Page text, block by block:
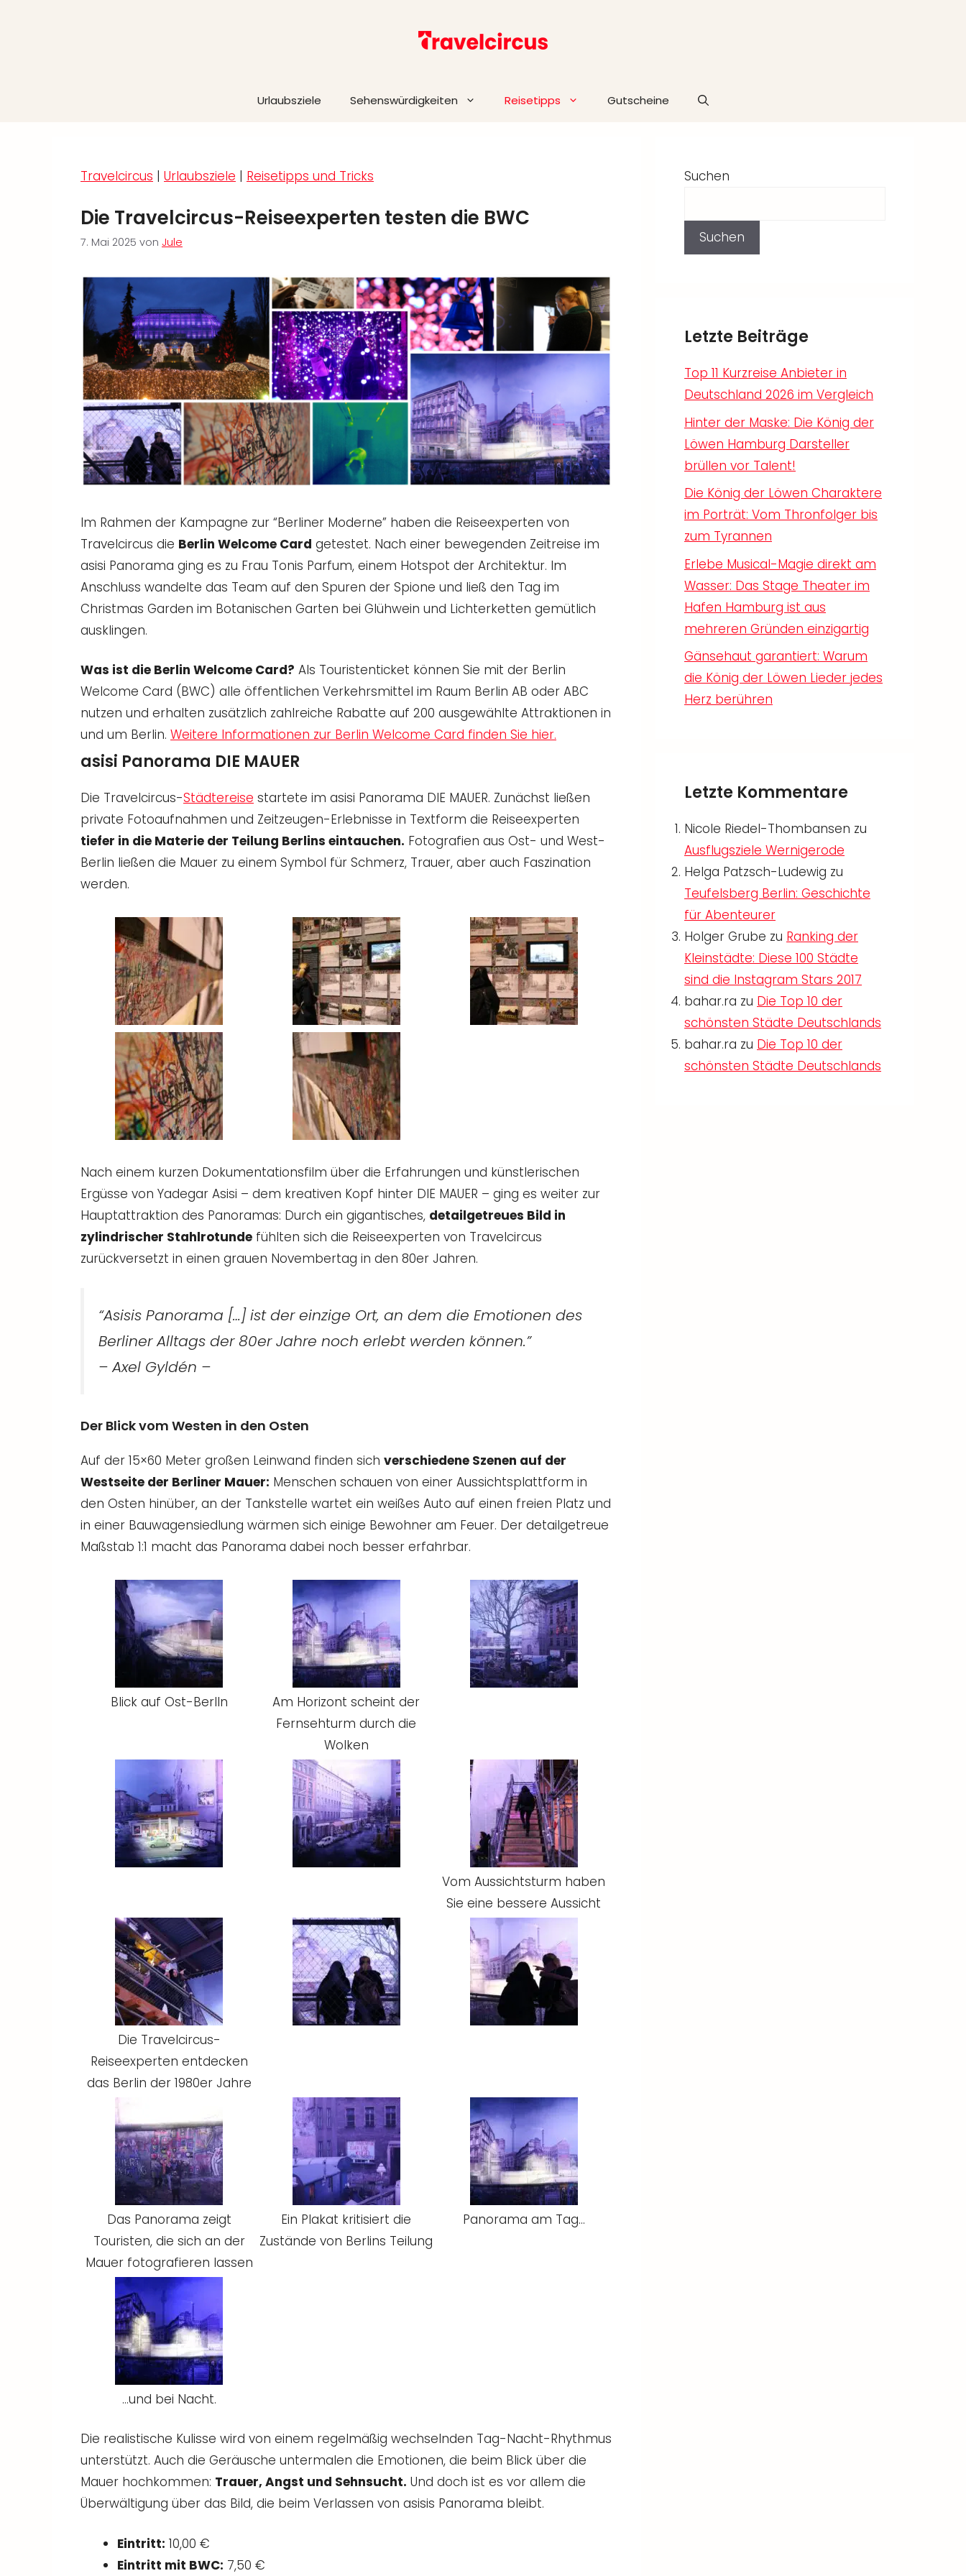
Urlaubsziele Sehenswürdigkeiten Reisetipps Gutscheine
Travelcircus | Urlaubsziele | Reisetipps und Tricks
Die Travelcircus-Reiseexperten testen die BWC
7. Mai 2025 von Jule
Im Rahmen der Kampagne zur “Berliner Moderne” haben die Reiseexperten von
Travelcircus die Berlin Welcome Card getestet. Nach einer bewegenden Zeitreise im
asisi Panorama ging es zu Frau Tonis Parfum, einem Hotspot der Architektur. Im
Anschluss wandelte das Team auf den Spuren der Spione und ließ den Tag im
Christmas Garden im Botanischen Garten bei Glühwein und Lichterketten gemütlich
ausklingen.
Was ist die Berlin Welcome Card? Als Touristenticket können Sie mit der Berlin
Welcome Card (BWC) alle öffentlichen Verkehrsmittel im Raum Berlin AB oder ABC
nutzen und erhalten zusätzlich zahlreiche Rabatte auf 200 ausgewählte Attraktionen in
und um Berlin. Weitere Informationen zur Berlin Welcome Card finden Sie hier.
asisi Panorama DIE MAUER
Die Travelcircus-Städtereise startete im asisi Panorama DIE MAUER. Zunächst ließen
private Fotoaufnahmen und Zeitzeugen-Erlebnisse in Textform die Reiseexperten
tiefer in die Materie der Teilung Berlins eintauchen. Fotografien aus Ost- und West-
Berlin ließen die Mauer zu einem Symbol für Schmerz, Trauer, aber auch Faszination
werden.
Nach einem kurzen Dokumentationsfilm über die Erfahrungen und künstlerischen
Ergüsse von Yadegar Asisi – dem kreativen Kopf hinter DIE MAUER – ging es weiter zur
Hauptattraktion des Panoramas: Durch ein gigantisches, detailgetreues Bild in
zylindrischer Stahlrotunde fühlten sich die Reiseexperten von Travelcircus
zurückversetzt in einen grauen Novembertag in den 80er Jahren.
“Asisis Panorama […] ist der einzige Ort, an dem die Emotionen des
Berliner Alltags der 80er Jahre noch erlebt werden können.”
– Axel Gyldén –
Der Blick vom Westen in den Osten
Auf der 15×60 Meter großen Leinwand finden sich verschiedene Szenen auf der
Westseite der Berliner Mauer: Menschen schauen von einer Aussichtsplattform in
den Osten hinüber, an der Tankstelle wartet ein weißes Auto auf einen freien Platz und
in einer Bauwagensiedlung wärmen sich einige Bewohner am Feuer. Der detailgetreue
Maßstab 1:1 macht das Panorama dabei noch besser erfahrbar.
Blick auf Ost-Berlln
Am Horizont scheint der
Fernsehturm durch die
Wolken
Vom Aussichtsturm haben
Sie eine bessere Aussicht
Die Travelcircus-
Reiseexperten entdecken
das Berlin der 1980er Jahre
Das Panorama zeigt
Touristen, die sich an der
Mauer fotografieren lassen
Ein Plakat kritisiert die
Zustände von Berlins Teilung
Panorama am Tag…
…und bei Nacht.
Die realistische Kulisse wird von einem regelmäßig wechselnden Tag-Nacht-Rhythmus
unterstützt. Auch die Geräusche untermalen die Emotionen, die beim Blick über die
Mauer hochkommen: Trauer, Angst und Sehnsucht. Und doch ist es vor allem die
Überwältigung über das Bild, die beim Verlassen von asisis Panorama bleibt.
Eintritt: 10,00 €
Eintritt mit BWC: 7,50 €
Suchen
Suchen
Letzte Beiträge
Top 11 Kurzreise Anbieter in
Deutschland 2026 im Vergleich
Hinter der Maske: Die König der
Löwen Hamburg Darsteller
brüllen vor Talent!
Die König der Löwen Charaktere
im Porträt: Vom Thronfolger bis
zum Tyrannen
Erlebe Musical-Magie direkt am
Wasser: Das Stage Theater im
Hafen Hamburg ist aus
mehreren Gründen einzigartig
Gänsehaut garantiert: Warum
die König der Löwen Lieder jedes
Herz berühren
Letzte Kommentare
Nicole Riedel-Thombansen zu
Ausflugsziele Wernigerode
Helga Patzsch-Ludewig zu
Teufelsberg Berlin: Geschichte
für Abenteurer
Holger Grube zu Ranking der
Kleinstädte: Diese 100 Städte
sind die Instagram Stars 2017
bahar.ra zu Die Top 10 der
schönsten Städte Deutschlands
bahar.ra zu Die Top 10 der
schönsten Städte Deutschlands